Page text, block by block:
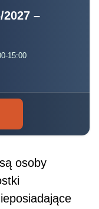
–
15:00
osoby